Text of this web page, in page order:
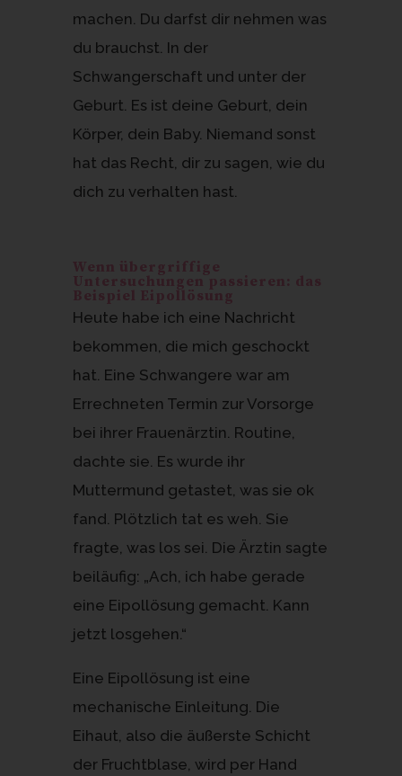
machen. Du darfst dir nehmen was
du brauchst. In der
Schwangerschaft und unter der
Geburt. Es ist deine Geburt, dein
Körper, dein Baby. Niemand sonst
hat das Recht, dir zu sagen, wie du
dich zu verhalten hast.
Wenn übergriffige
Untersuchungen passieren: das
Beispiel Eipollösung
Heute habe ich eine Nachricht
bekommen, die mich geschockt
hat. Eine Schwangere war am
Errechneten Termin zur Vorsorge
bei ihrer Frauenärztin. Routine,
dachte sie. Es wurde ihr
Muttermund getastet, was sie ok
fand. Plötzlich tat es weh. Sie
fragte, was los sei. Die Ärztin sagte
beiläufig: „Ach, ich habe gerade
eine Eipollösung gemacht. Kann
jetzt losgehen.“
Eine Eipollösung ist eine
mechanische Einleitung. Die
Eihaut, also die äußerste Schicht
der Fruchtblase, wird per Hand